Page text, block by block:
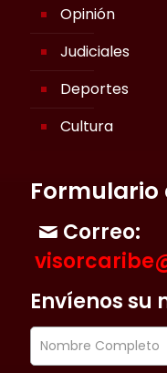
Opinión
Judiciales
Deportes
Cultura
Formulario
Correo:
Envíenos su